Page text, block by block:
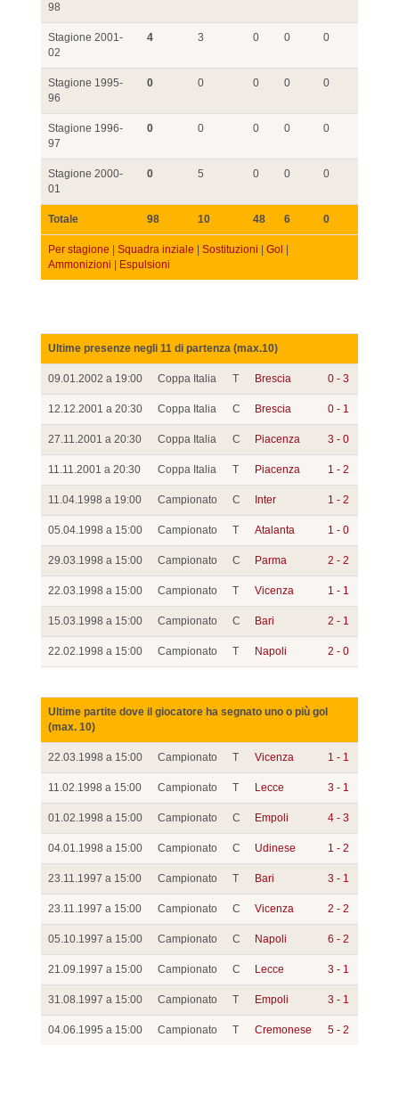
98
Stagione 2001-
02
4 3 0 0 0
Stagione 1995-
96
0 0 0 0 0
Stagione 1996-
97
0 0 0 0 0
Stagione 2000-
01
0 5 0 0 0
Totale 98 10 48 6 0
Per stagione Squadra inziale Sostituzioni Gol
Ammonizioni
Espulsioni
Ultime presenze negli 11 di partenza (max.10)
09.01.2002 a 19:00 Coppa Italia T Brescia 0 - 3
12.12.2001 a 20:30 Coppa Italia C Brescia 0 - 1
27.11.2001 a 20:30 Coppa Italia C Piacenza 3 - 0
11.11.2001 a 20:30 Coppa Italia T Piacenza 1 - 2
11.04.1998 a 19:00 Campionato C Inter 1 - 2
05.04.1998 a 15:00 Campionato T Atalanta 1 - 0
29.03.1998 a 15:00 Campionato C Parma 2 - 2
22.03.1998 a 15:00 Campionato T Vicenza 1 - 1
15.03.1998 a 15:00 Campionato C Bari 2 - 1
22.02.1998 a 15:00 Campionato T Napoli 2 - 0
Ultime partite dove il giocatore ha segnato uno o più gol
(max. 10)
22.03.1998 a 15:00 Campionato T Vicenza 1 - 1
11.02.1998 a 15:00 Campionato T Lecce 3 - 1
01.02.1998 a 15:00 Campionato C Empoli 4 - 3
04.01.1998 a 15:00 Campionato C Udinese 1 - 2
23.11.1997 a 15:00 Campionato T Bari 3 - 1
23.11.1997 a 15:00 Campionato C Vicenza 2 - 2
05.10.1997 a 15:00 Campionato C Napoli 6 - 2
21.09.1997 a 15:00 Campionato C Lecce 3 - 1
31.08.1997 a 15:00 Campionato T Empoli 3 - 1
04.06.1995 a 15:00 Campionato T Cremonese 5 - 2